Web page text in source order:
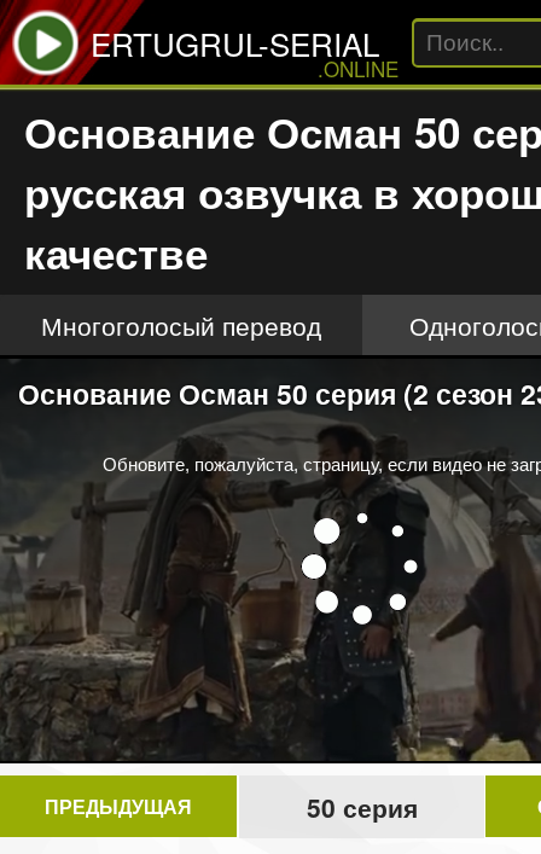
ERTUGRUL-SERIAL
.ONLINE
Основание Осман 50
русская озвучка в
качестве
Многоголосый перевод
Основание Осман 50 серия (2 сезон
modal
Обновите, пожалуйста, страницу, если видео не
ПРЕДЫДУЩАЯ 50 серия